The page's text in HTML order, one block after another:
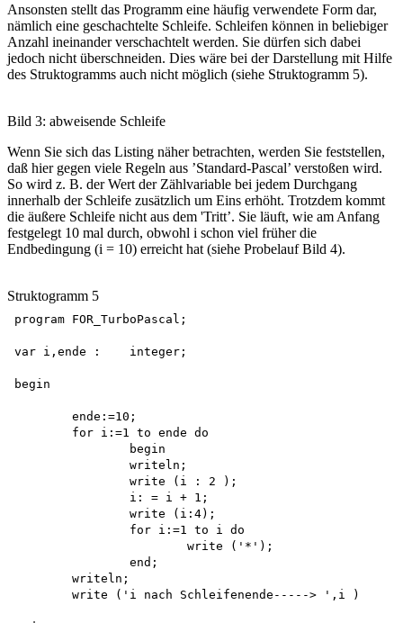
Ansonsten stellt das Programm eine häufig verwendete Form dar,
nämlich eine geschachtelte Schleife. Schleifen können in beliebiger
Anzahl ineinander verschachtelt werden. Sie dürfen sich dabei
jedoch nicht überschneiden. Dies wäre bei der Darstellung mit Hilfe
des Struktogramms auch nicht möglich (siehe Struktogramm 5).
Bild 3: abweisende Schleife
Wenn Sie sich das Listing näher betrachten, werden Sie feststellen,
daß hier gegen viele Regeln aus ’Standard-Pascal’ verstoßen wird.
So wird z. B. der Wert der Zählvariable bei jedem Durchgang
innerhalb der Schleife zusätzlich um Eins erhöht. Trotzdem kommt
die äußere Schleife nicht aus dem 'Tritt’. Sie läuft, wie am Anfang
festgelegt 10 mal durch, obwohl i schon viel früher die
Endbedingung (i = 10) erreicht hat (siehe Probelauf Bild 4).
Struktogramm 5
program FOR_TurboPascal;
var i,ende :	integer;
begin